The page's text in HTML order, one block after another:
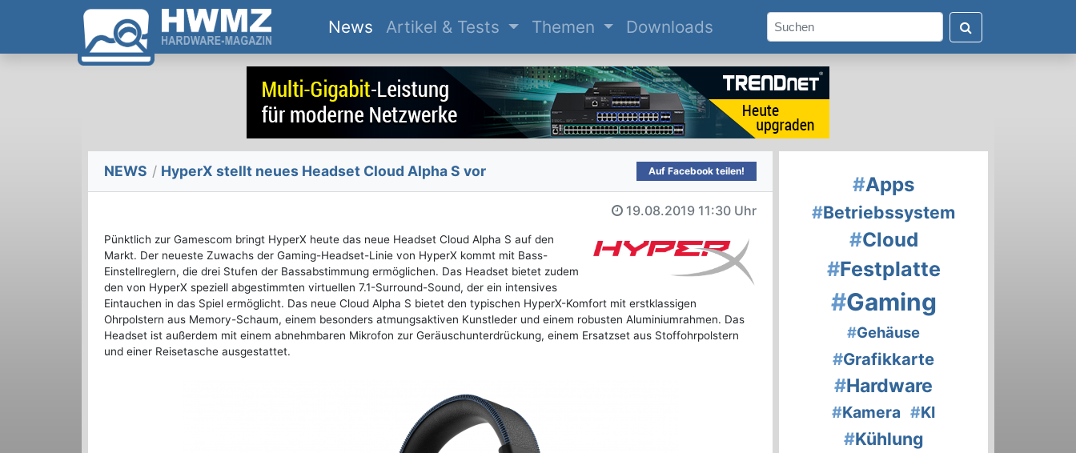
News(current)
Artikel & Tests Themen Downloads
NEWS / HyperX stellt neues Headset Cloud Alpha S vor Auf Facebook teilen!
19.08.2019 11:30 Uhr
Pünktlich zur Gamescom bringt HyperX heute das neue Headset Cloud Alpha S auf den
Markt. Der neueste Zuwachs der Gaming-Headset-Linie von HyperX kommt mit Bass-
Einstellreglern, die drei Stufen der Bassabstimmung ermöglichen. Das Headset bietet zudem
den von HyperX speziell abgestimmten virtuellen 7.1-Surround-Sound, der ein intensives
Eintauchen in das Spiel ermöglicht. Das neue Cloud Alpha S bietet den typischen HyperX-Komfort mit erstklassigen
Ohrpolstern aus Memory-Schaum, einem besonders atmungsaktiven Kunstleder und einem robusten Aluminiumrahmen. Das
Headset ist außerdem mit einem abnehmbaren Mikrofon zur Geräuschunterdrückung, einem Ersatzset aus Stoffohrpolstern
und einer Reisetasche ausgestattet.
#Apps
#Betriebssystem
#Cloud
#Festplatte
#Gaming
#Gehäuse
#Grafikkarte
#Hardware
#Kamera #KI
#Kühlung